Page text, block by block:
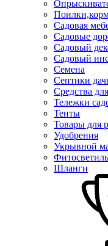
Садовая
Садовые
Садовый
Садовый
Семена
Септики
Средства
Тележки
Тенты
Товары для
Удобрения
Укрывной
Шланги